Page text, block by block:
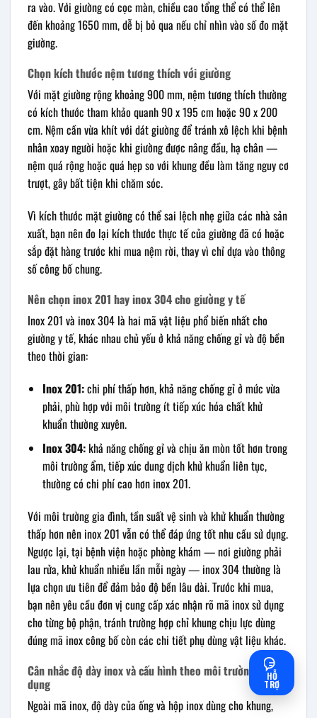
ra vào. Với giường có cọc màn, chiều cao tổng thể có thể lên
đến khoảng 1650 mm, dễ bị bỏ qua nếu chỉ nhìn vào số đo mặt
giường.
Chọn kích thước nệm tương thích với giường
Với mặt giường rộng khoảng 900 mm, nệm tương thích thường
có kích thước tham khảo quanh 90 x 195 cm hoặc 90 x 200
cm. Nệm cần vừa khít với dát giường để tránh xô lệch khi bệnh
nhân xoay người hoặc khi giường được nâng đầu, hạ chân —
nệm quá rộng hoặc quá hẹp so với khung đều làm tăng nguy cơ
trượt, gây bất tiện khi chăm sóc.
Vì kích thước mặt giường có thể sai lệch nhẹ giữa các nhà sản
xuất, bạn nên đo lại kích thước thực tế của giường đã có hoặc
sắp đặt hàng trước khi mua nệm rời, thay vì chỉ dựa vào thông
số công bố chung.
Nên chọn inox 201 hay inox 304 cho giường y tế
Inox 201 và inox 304 là hai mã vật liệu phổ biến nhất cho
giường y tế, khác nhau chủ yếu ở khả năng chống gỉ và độ bền
theo thời gian:
Inox 201:chi phí thấp hơn, khả năng chống gỉ ở mức vừa
phải, phù hợp với môi trường ít tiếp xúc hóa chất khử
khuẩn thường xuyên.
Inox 304:khả năng chống gỉ và chịu ăn mòn tốt hơn trong
môi trường ẩm, tiếp xúc dung dịch khử khuẩn liên tục,
thường có chi phí cao hơn inox 201.
Với môi trường gia đình, tần suất vệ sinh và khử khuẩn thường
thấp hơn nên inox 201 vẫn có thể đáp ứng tốt nhu cầu sử dụng.
Ngược lại, tại bệnh viện hoặc phòng khám — nơi giường phải
lau rửa, khử khuẩn nhiều lần mỗi ngày — inox 304 thường là
lựa chọn ưu tiên để đảm bảo độ bền lâu dài. Trước khi mua,
bạn nên yêu cầu đơn vị cung cấp xác nhận rõ mã inox sử dụng
cho từng bộ phận, tránh trường hợp chỉ khung chịu lực dùng
đúng mã inox công bố còn các chi tiết phụ dùng vật liệu khác.
Cân nhắc độ dày inox và cấu hình theo môi trường sử
dụng
Ngoài mã inox, độ dày của ống và hộp inox dùng cho khung,
HỖ
TRỢ